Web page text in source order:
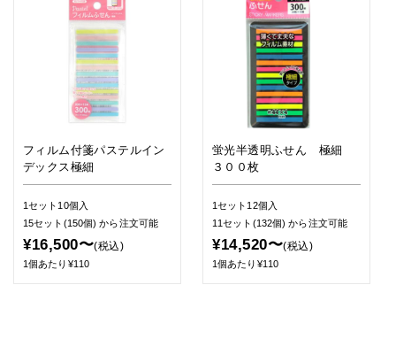
フィルム付箋パステルイン
デックス極細
1セット10個入
15セット(150個)から注文可能
¥16,500〜(税込)
1個あたり¥110
蛍光半透明ふせん 極細
３００枚
1セット12個入
11セット(132個)から注文可能
¥14,520〜(税込)
1個あたり¥110